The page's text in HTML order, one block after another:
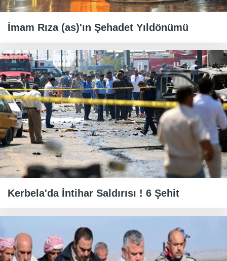
İmam Rıza (as)'ın Şehadet Yıldönümü
Kerbela'da İntihar Saldırısı ! 6 Şehit